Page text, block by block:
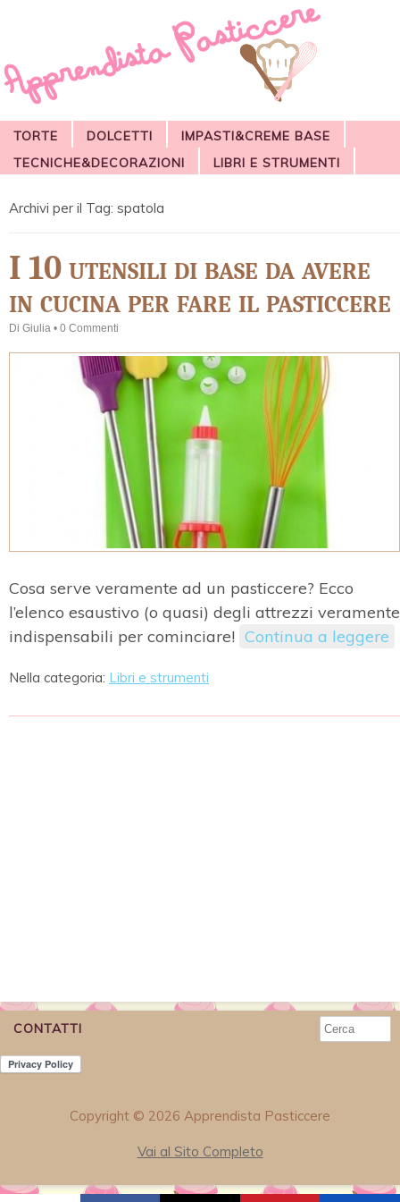
TORTE DOLCETTI
IMPASTI&CREME BASE
TECNICHE&DECORAZIONI
LIBRI E STRUMENTI
Archivi per il Tag: spatola
I 10 utensili di base da avere
in cucina per fare il pasticcere
Di Giulia • 0 Commenti
Cosa serve veramente ad un pasticcere? Ecco
l’elenco esaustivo (o quasi) degli attrezzi veramente
indispensabili per cominciare! Continua a leggere
Nella categoria: Libri e strumenti
CONTATTI
Copyright © 2026 Apprendista Pasticcere
Vai al Sito Completo